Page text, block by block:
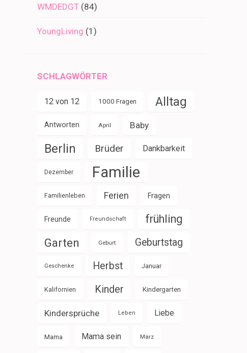
WMDEDGT (84)
YoungLiving (1)
SCHLAGWÖRTER
12 von 12 1000 Fragen Alltag
Antworten April Baby
Berlin Brüder Dankbarkeit
Dezember Familie
Familienleben Ferien Fragen
Freunde Freundschaft frühling
Garten Geburt Geburtstag
Geschenke Herbst Januar
Kalifornien Kinder Kindergarten
Kindersprüche Leben Liebe
Mama Mama sein März